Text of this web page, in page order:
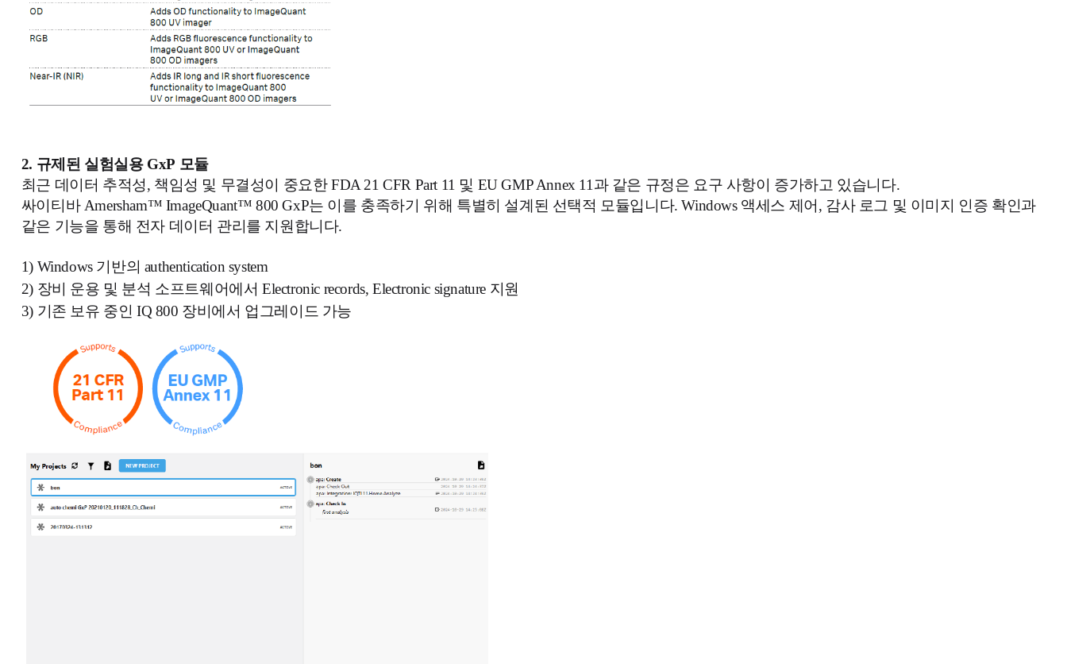
2. 규제 된 실험실용 GxP 모듈
최근 데이터 추적성, 책임성 및 무결성이 중요한 FDA 21 CFR Part 11 및 EU GMP Annex 11과 같은 규정은 요구 사항이 증가하고 있습니다.
싸이티바 Amersham™ ImageQuant™ 800 GxP는 이를 충족하기 위해 특별히 설계된 선택적 모듈입니다. Windows 액세스 제어, 감사 로그 및 이미지 인증 확인과
같은 기능을 통해 전자 데이터 관리를 지원합니다.
1) Windows 기반의 authentication system
2) 장비 운용 및 분석 소프트웨어에서 Electronic records, Electronic signature 지원
3) 기존 보유 중인 IQ 800 장비에서 업그레이드 가능